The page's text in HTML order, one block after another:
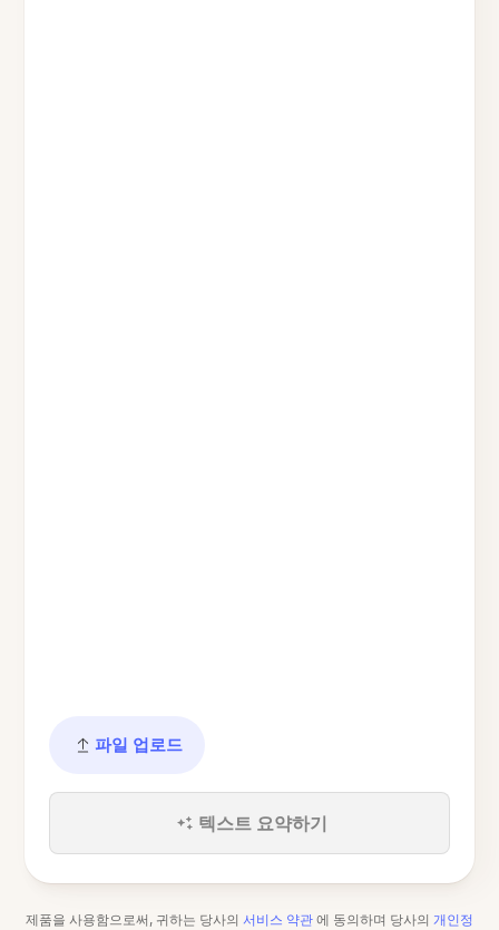
파일 업로드
텍스트 요약하기
제품을 사용함으로써, 귀하는 당사의 서비스 약관 에 동의하며 당사의 개인정